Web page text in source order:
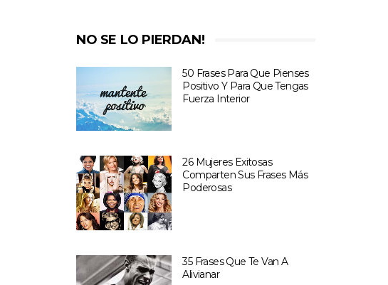
NO SE LO PIERDAN!
50 Frases Para Que Pienses
Positivo Y Para Que Tengas
Fuerza Interior
26 Mujeres Exitosas
Comparten Sus Frases Más
Poderosas
35 Frases Que Te Van A
Alivianar